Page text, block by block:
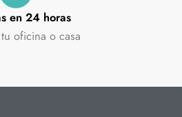
en 24 horas
oficina o casa